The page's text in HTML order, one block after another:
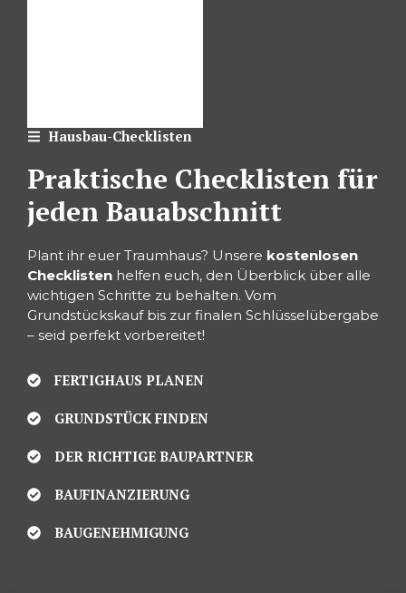
Hausbau-Checklisten
Praktische Checklisten für
jeden Bauabschnitt
Plant ihr euer Traumhaus? Unsere kostenlosen
Checklisten helfen euch, den Überblick über alle
wichtigen Schritte zu behalten. Vom
Grundstückskauf bis zur finalen Schlüsselübergabe
– seid perfekt vorbereitet!
FERTIGHAUS PLANEN
GRUNDSTÜCK FINDEN
DER RICHTIGE BAUPARTNER
BAUFINANZIERUNG
BAUGENEHMIGUNG